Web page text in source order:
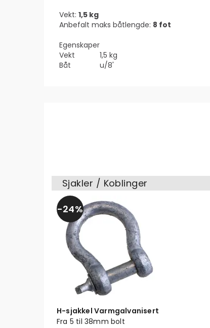
Vekt: 1,5 kg
Anbefalt maks båtlengde: 8 fot
Egenskaper
Vekt
1,5 kg
Båt
u/8'
Sjakler / Koblinger
24%
H-sjakkel Varmgalvanisert
Fra 5 til 38mm bolt